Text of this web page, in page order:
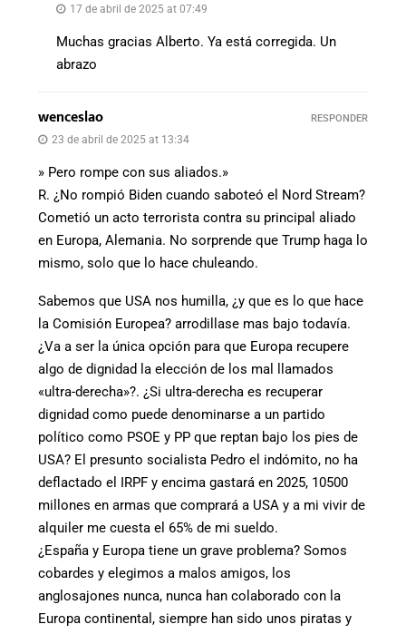
17 de abril de 2025 at 07:49
Muchas gracias Alberto. Ya está corregida. Un
abrazo
wenceslao
23 de abril de 2025 at 13:34
» Pero rompe con sus aliados.»
R. ¿No rompió Biden cuando saboteó el Nord Stream?
Cometió un acto terrorista contra su principal aliado
en Europa, Alemania. No sorprende que Trump haga lo
mismo, solo que lo hace chuleando.
Sabemos que USA nos humilla, ¿y que es lo que hace
la Comisión Europea? arrodillase mas bajo todavía.
¿Va a ser la única opción para que Europa recupere
algo de dignidad la elección de los mal llamados
«ultra-derecha»?. ¿Si ultra-derecha es recuperar
dignidad como puede denominarse a un partido
político como PSOE y PP que reptan bajo los pies de
USA? El presunto socialista Pedro el indómito, no ha
deflactado el IRPF y encima gastará en 2025, 10500
millones en armas que comprará a USA y a mi vivir de
alquiler me cuesta el 65% de mi sueldo.
¿España y Europa tiene un grave problema? Somos
cobardes y elegimos a malos amigos, los
anglosajones nunca, nunca han colaborado con la
Europa continental, siempre han sido unos piratas y
RESPONDER